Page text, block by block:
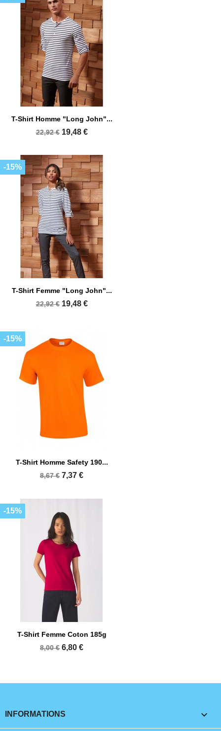
T-Shirt Homme "Long John"...
22,92 € 19,48 €
T-Shirt Femme "Long John"...
22,92 € 19,48 €
-15%
T-Shirt Homme Safety 190...
8,67 € 7,37 €
-15%
T-Shirt Femme Coton 185g
8,00 € 6,80 €
-15%
INFORMATIONS keyboard_arrow_down